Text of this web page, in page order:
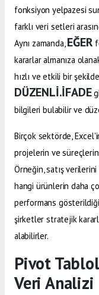
fonksiyon yelpazesi
farklı veri setleri
Aynı zamanda,EĞER
kararlar almanıza
hızlı ve etkili bir
DÜZENLİ.İFADE
bilgileri bulabilir ve
Birçok sektörde,
projelerin ve süreçlerin
Örneğin, satış
hangi ürünlerin daha
performans
şirketler stratejik
alabilirler.
Pivot
Veri Analizi